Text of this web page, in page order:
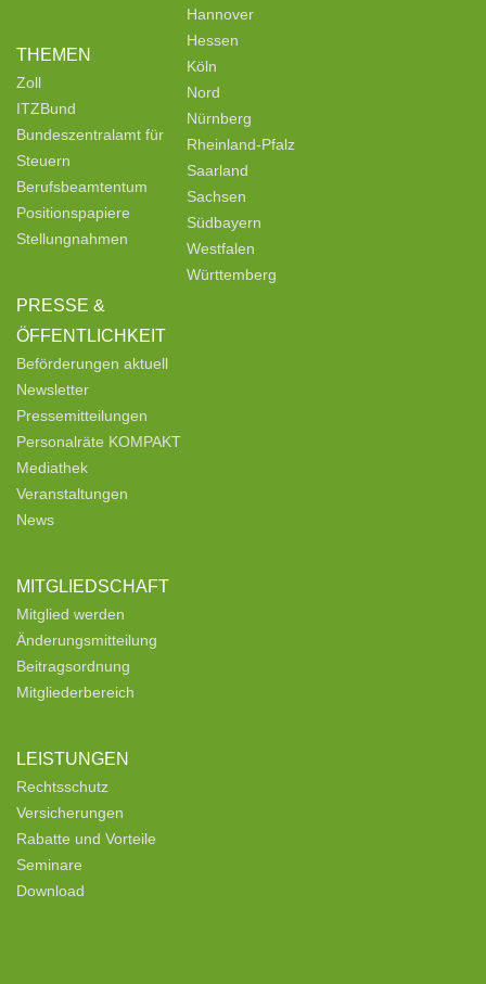
THEMEN
Zoll
ITZBund
Bundeszentralamt für
Steuern
Berufsbeamtentum
Positionspapiere
Stellungnahmen
PRESSE &
ÖFFENTLICHKEIT
Beförderungen aktuell
Newsletter
Pressemitteilungen
Personalräte KOMPAKT
Mediathek
Veranstaltungen
News
MITGLIEDSCHAFT
Mitglied werden
Änderungsmitteilung
Beitragsordnung
Mitgliederbereich
LEISTUNGEN
Rechtsschutz
Versicherungen
Rabatte und Vorteile
Seminare
Download
Hannover
Hessen
Köln
Nord
Nürnberg
Rheinland-Pfalz
Saarland
Sachsen
Südbayern
Westfalen
Württemberg